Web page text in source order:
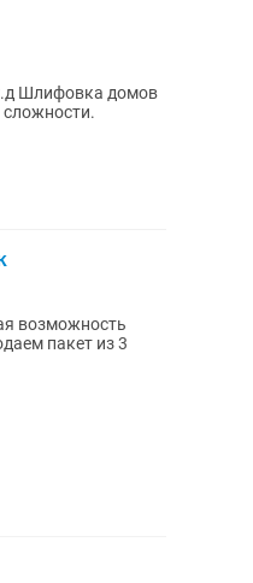
возможность
пакет из 3